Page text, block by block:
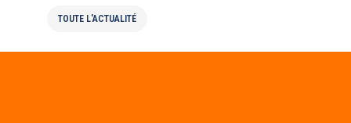
TOUTE L'ACTUALITÉ